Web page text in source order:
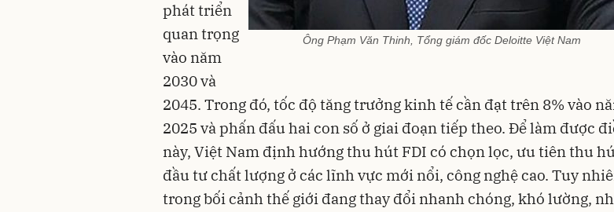
Ông Phạm Văn Thinh, Tổng giám đốc Deloitte Việt Nam
phát triển
quan trọng
vào năm
2030 và
2045. Trong đó, tốc độ tăng trưởng kinh tế cần đạt trên 8% vào
2025 và phấn đấu hai con số ở giai đoạn tiếp theo. Để làm được
này, Việt Nam định hướng thu hút FDI có chọn lọc, ưu tiên thu
đầu tư chất lượng ở các lĩnh vực mới nổi, công nghệ cao. Tuy
trong bối cảnh thế giới đang thay đổi nhanh chóng, khó lường,